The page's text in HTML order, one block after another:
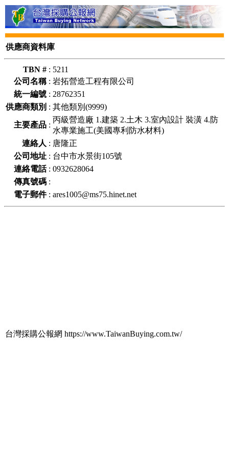
供應商資料庫
TBN # : 5211
公司名稱: 岩拓營造工程有限公司
統一編號 : 28762351
供應商類別 : 其他類別(9999)
主要產品 :
丙級營造廠 1.建築 2.土木 3.室內設計 裝潢 4.防
水專業施工(美國專利防水材料)
連絡人 : 唐隆正
公司地址 : 台中市水景街105號
連絡電話: 0932628064
傳真號碼 :
電子郵件: ares1005@ms75.hinet.net
台灣採購公報網 https://www.TaiwanBuying.com.tw/